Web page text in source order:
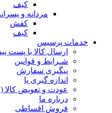
مردانه و پسرانه
پرسیس
ارسال کالا با پست پیشتاز
شـرایط و قوانین
پیگیری سفارش
اندازه گیری پا
عودت و تعویض کالا ( گارانتی )
درباره ما
فروش اقساطی